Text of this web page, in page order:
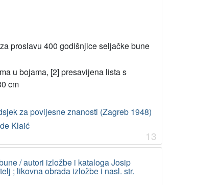
proslavu 400 godišnjice seljačke bune
u bojama, [2] presavijena lista s
cm
za povijesne znanosti (Zagreb 1948)
Klaić
13
/ autori izložbe i kataloga Josip
; likovna obrada izložbe i nasl. str.